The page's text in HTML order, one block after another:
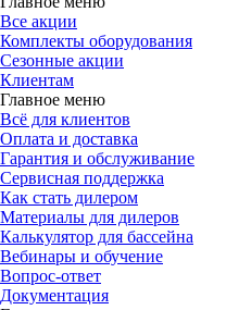
Все акции
Комплекты оборудования
Сезонные акции
Клиентам
Главное меню
Всё для клиентов
Оплата и доставка
Гарантия и обслуживание
Сервисная поддержка
Как стать дилером
Материалы для дилеров
Калькулятор для бассейна
Вебинары и обучение
Вопрос-ответ
Документация